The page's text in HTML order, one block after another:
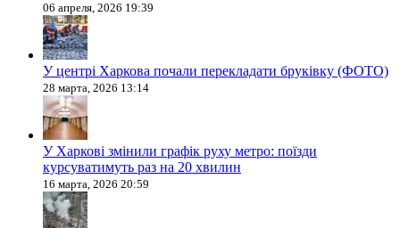
06 апреля, 2026 19:39
У центрі Харкова почали перекладати бруківку (ФОТО)
28 марта, 2026 13:14
У Харкові змінили графік руху метро: поїзди
курсуватимуть раз на 20 хвилин
16 марта, 2026 20:59